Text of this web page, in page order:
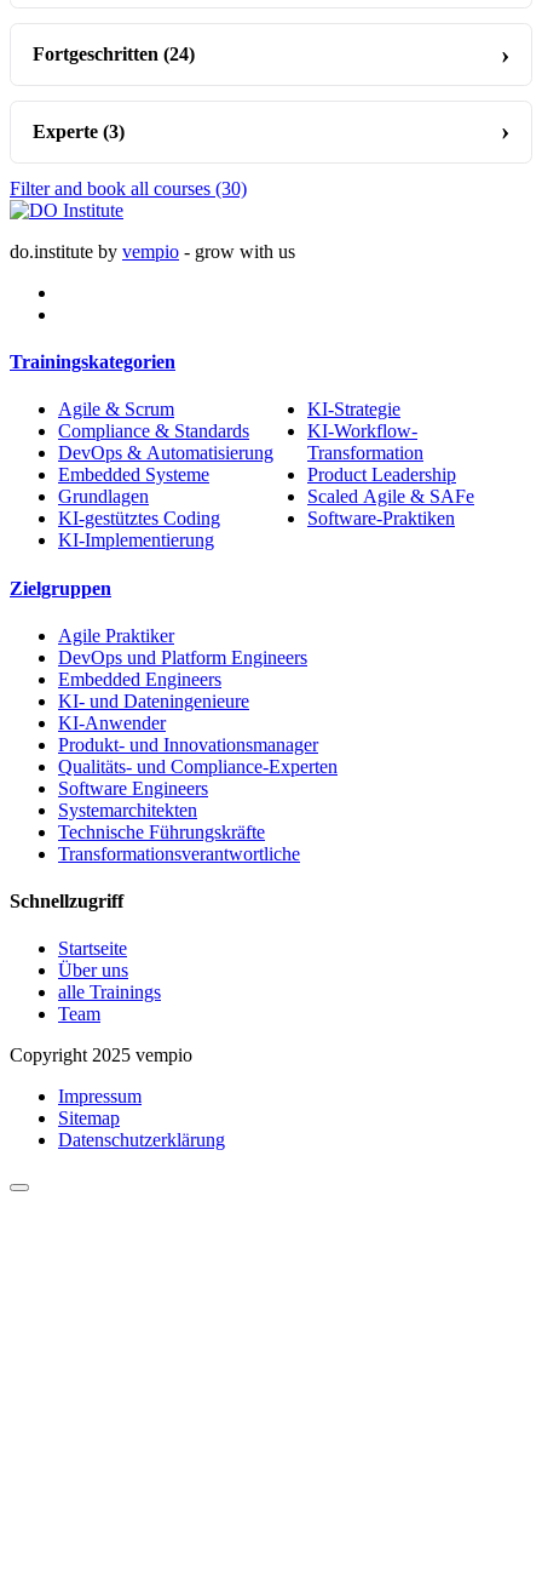
Fortgeschritten(24)
Experte(3)
Filter and book all courses (30)
do.institute by vempio - grow with us
Trainingskategorien
Agile & Scrum
Compliance & Standards
DevOps & Automatisierung
Embedded Systeme
Grundlagen
KI-gestütztes Coding
KI-Implementierung
KI-Strategie
KI-Workflow-
Transformation
Product Leadership
Scaled Agile & SAFe
Software-Praktiken
Zielgruppen
Agile Praktiker
DevOps und Platform Engineers
Embedded Engineers
KI- und Dateningenieure
KI-Anwender
Produkt- und Innovationsmanager
Qualitäts- und Compliance-Experten
Software Engineers
Systemarchitekten
Technische Führungskräfte
Transformationsverantwortliche
Schnellzugriff
Startseite
Über uns
alle Trainings
Team
Copyright 2025 vempio
Impressum
Sitemap
Datenschutzerklärung